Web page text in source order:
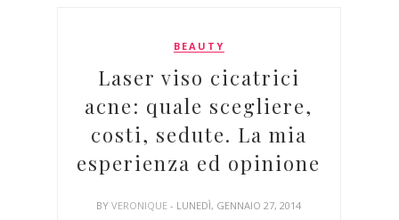
BEAUTY
Laser viso cicatrici
acne: quale scegliere,
costi, sedute. La mia
esperienza ed opinione
BYVERONIQUE- LUNEDÌ, GENNAIO 27, 2014